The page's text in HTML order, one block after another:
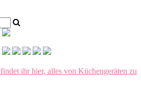
ihr hier, alles von Küchengeräten zu